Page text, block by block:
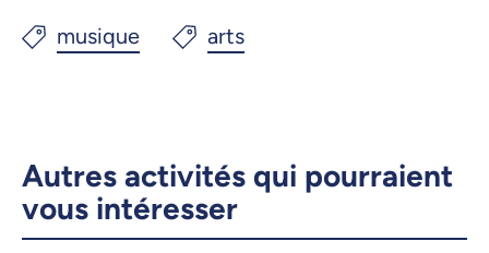
Autres activités qui pourraient
vous intéresser